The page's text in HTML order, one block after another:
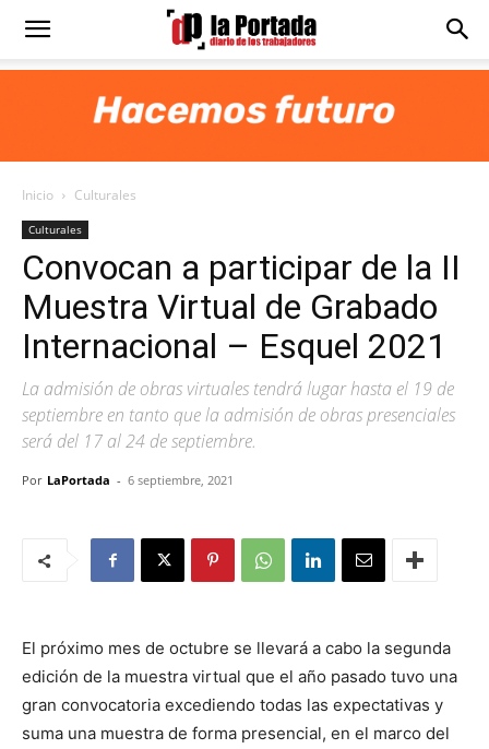
Diario
Portada
Inicio Culturales
Culturales
Convocan a participar de la II
Muestra Virtual de Grabado
Internacional – Esquel 2021
La admisión de obras virtuales tendrá lugar hasta el 19 de
septiembre en tanto que la admisión de obras presenciales
será del 17 al 24 de septiembre.
Por LaPortada - 6 septiembre, 2021
El próximo mes de octubre se llevará a cabo la segunda
edición de la muestra virtual que el año pasado tuvo una
gran convocatoria excediendo todas las expectativas y
suma una muestra de forma presencial, en el marco del